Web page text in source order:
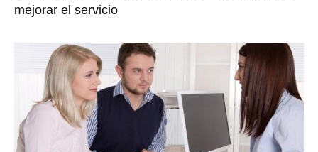
mejorar el servicio